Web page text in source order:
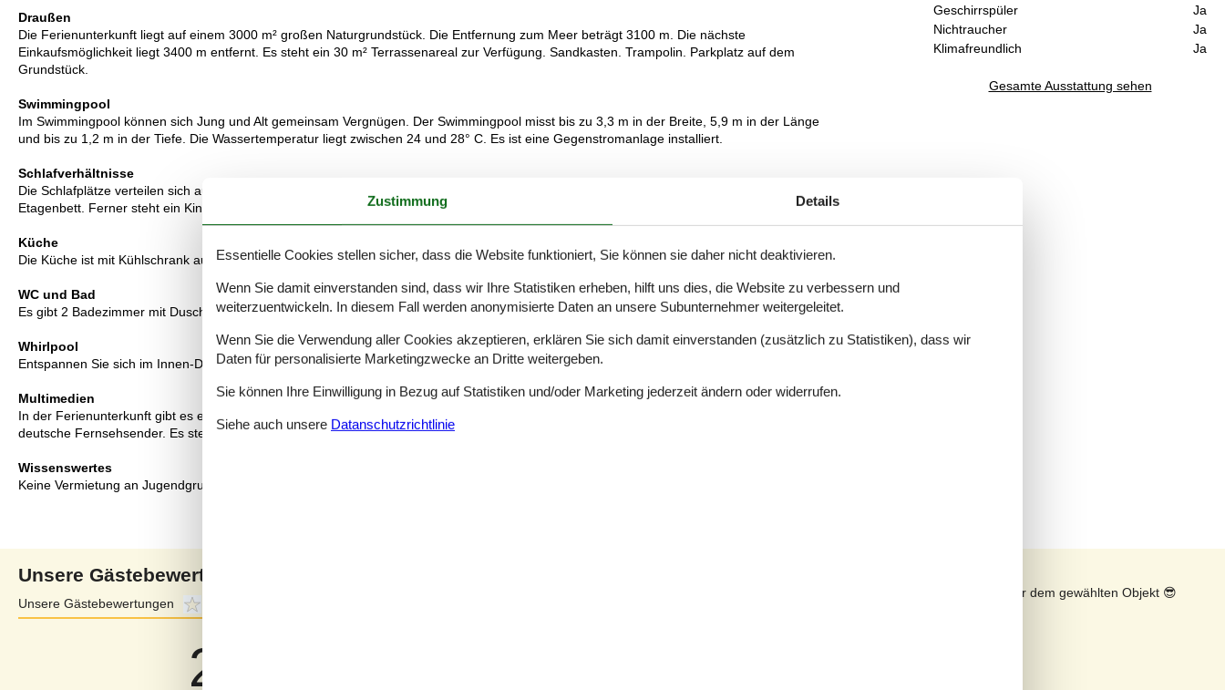
Geschirrspüler
Ja
Nichtraucher
Ja
Klimafreundlich
Ja
Gesamte Ausstattung sehen
Draußen
Die Ferienunterkunft liegt auf einem 3000 m² großen Naturgrundstück. Die Entfernung zum Meer beträgt 3100 m. Die nächste
Einkaufsmöglichkeit liegt 3400 m entfernt. Es steht ein 30 m² Terrassenareal zur Verfügung. Sandkasten. Trampolin. Parkplatz auf dem
Grundstück.
Swimmingpool
Im Swimmingpool können sich Jung und Alt gemeinsam Vergnügen. Der Swimmingpool misst bis zu 3,3 m in der Breite, 5,9 m in der Länge
und bis zu 1,2 m in der Tiefe. Die Wassertemperatur liegt zwischen 24 und 28° C. Es ist eine Gegenstromanlage installiert.
Schlafverhältnisse
Die Schlafplätze verteilen sich auf 5 Schlafräume. 6 Schlafplätze in Doppelbetten. 2 Schlafplätze in Einzelbetten. 2 Schlafplätze in einem
Etagenbett. Ferner steht ein Kinderbett zur Verfügung.
Küche
Die Küche ist mit Kühlschrank ausgestattet. Außerdem gibt es 4 elektrische Kochplatten, Backofen, Mikrowelle sowie Geschirrspüler.
WC und Bad
Es gibt 2 Badezimmer mit Dusche und 2 Toiletten. Fußbodenheizung in 1 Badezimmer.
Whirlpool
Entspannen Sie sich im Innen-Durchlauf-Whirlpool für 2 Personen.
Multimedien
In der Ferienunterkunft gibt es einen Fernseher. DVD-Player. Stereoanlage. CD-Player. Mindestens 4 dänische Fernsehsender. Mindestens 4
deutsche Fernsehsender. Es steht kabellose Internetverbindung zur Verfügung.
Wissenswertes
Keine Vermietung an Jugendgruppen, in denen alle 15-25 Jahre sind.
Unsere Gästebewertungen
Unsere Gästebewertungen
2,8
Sonnenstand über dem gewählten Objekt 😎
Zustimmung Details
Essentielle Cookies stellen sicher, dass die Website funktioniert, Sie können sie daher nicht deaktivieren.
Wenn Sie damit einverstanden sind, dass wir Ihre Statistiken erheben, hilft uns dies, die Website zu verbessern und
weiterzuentwickeln. In diesem Fall werden anonymisierte Daten an unsere Subunternehmer weitergeleitet.
Wenn Sie die Verwendung aller Cookies akzeptieren, erklären Sie sich damit einverstanden (zusätzlich zu Statistiken), dass wir
Daten für personalisierte Marketingzwecke an Dritte weitergeben.
Sie können Ihre Einwilligung in Bezug auf Statistiken und/oder Marketing jederzeit ändern oder widerrufen.
Siehe auch unsere Datanschutzrichtlinie